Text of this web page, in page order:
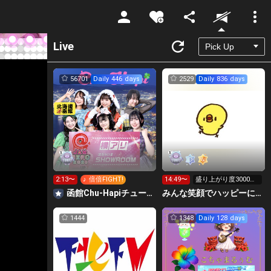
Unmute
Live
56701 Daily 446 days
2:13〜 ♪ 倍倍FIGHT!
函館Chu-Hapiチューハピ🌈
2529 Daily 836 days
14:49〜
盛り上がり度3000行
くか力尽きるまで٩(>
ω<*
みんな笑顔でハッピーに🐕‍🦺😇はこおＣぃぃｅｅｅルーム.
1444 1348 Daily 128 days